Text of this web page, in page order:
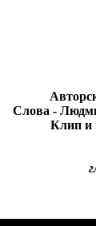
Слова -
Клип и